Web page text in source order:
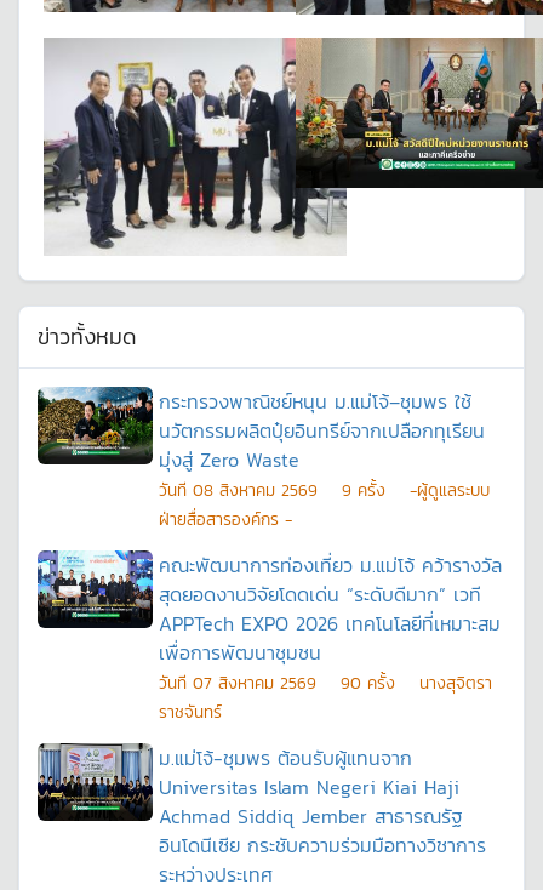
ข่าวทั้งหมด
กระทรวงพาณิชย์หนุน ม.แม่โจ้–ชุมพร ใช้
นวัตกรรมผลิตปุ๋ยอินทรีย์จากเปลือกทุเรียน
มุ่งสู่ Zero Waste
วันที 08 สิงหาคม 2569 9 ครั้ง
-ผู้ดูแลระบบ
ฝ่ายสื่อสารองค์กร -
คณะพัฒนาการท่องเที่ยว ม.แม่โจ้ คว้ารางวัล
สุดยอดงานวิจัยโดดเด่น “ระดับดีมาก” เวที
APPTech EXPO 2026 เทคโนโลยีที่เหมาะสม
เพื่อการพัฒนาชุมชน
วันที 07 สิงหาคม 2569 90 ครั้ง
นางสุจิตรา
ราชจันทร์
ม.แม่โจ้-ชุมพร ต้อนรับผู้แทนจาก
Universitas Islam Negeri Kiai Haji
Achmad Siddiq Jember สาธารณรัฐ
อินโดนีเซีย กระชับความร่วมมือทางวิชาการ
ระหว่างประเทศ